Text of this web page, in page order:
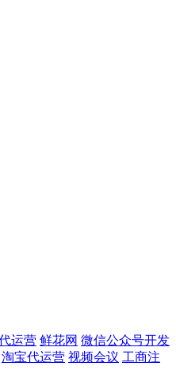
运营 鲜花网 微信公众号开发
淘宝代运营 视频会议 工商注